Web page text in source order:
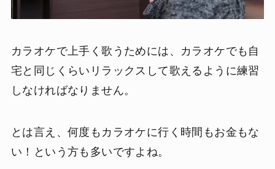
カラオケで上手く歌うためには、カラオケでも自
宅と同じくらいリラックスして歌えるように練習
しなければなりません。
とは言え、何度もカラオケに行く時間もお金もな
い！という方も多いですよね。